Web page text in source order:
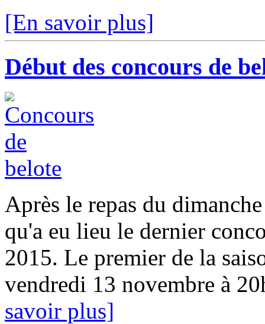
[En savoir plus]
Début des concours de
Après le repas du
qu'a eu lieu le dernier
2015. Le premier de la
vendredi 13 novembre à
savoir plus]